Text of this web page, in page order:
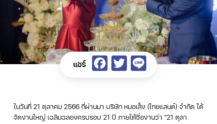
แชร์ Facebook
Twitter
Line
ในวันที่ 21 ตุลาคม 2566 ที่ผ่านมา บริษัท หมอเส็ง (ไทยแลนด์) จำกัด ได้
จัดงานใหญ่ เฉลิมฉลองครบรอบ 21 ปี ภายใต้ชื่องานว่า “21 ตุลา